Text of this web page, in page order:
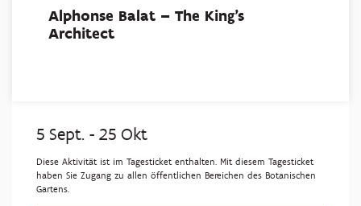
Alphonse Balat – The King’s
Architect
5 Sept. - 25 Okt
Diese Aktivität ist im Tagesticket enthalten. Mit diesem Tagesticket
haben Sie Zugang zu allen öffentlichen Bereichen des Botanischen
Gartens.